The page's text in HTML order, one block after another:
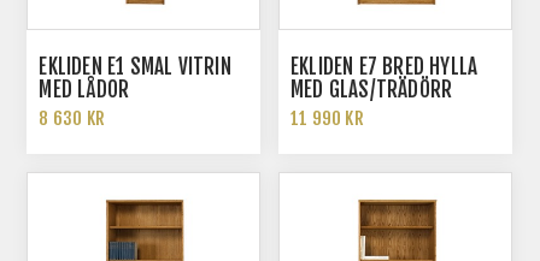
EKLIDEN E1 SMAL VITRIN
MED LÅDOR
8 630 KR
EKLIDEN E7 BRED HYLLA
MED GLAS/TRÄDÖRR
11 990 KR